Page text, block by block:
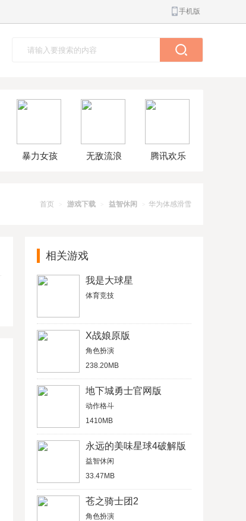
手机版
暴力女孩
化版
无敌流浪 腾讯欢乐
版
首页 > 游戏下载 > 益智休闲 > 华为体感滑雪
相关游戏
我是大球星
体育竞技
X战娘原版
角色扮演
238.20MB
地下城勇士官网版
动作格斗
1410MB
永远的美味星球4破解版
益智休闲
33.47MB
苍之骑士团2
角色扮演